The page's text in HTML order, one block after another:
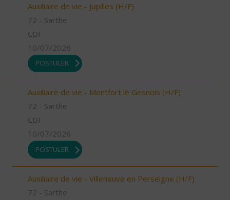
Auxiliaire de vie - Jupilles (H/F)
72 - Sarthe
CDI
10/07/2026
POSTULER
Auxiliaire de vie - Montfort le Gesnois (H/F)
72 - Sarthe
CDI
10/07/2026
POSTULER
Auxiliaire de vie - Villeneuve en Perseigne (H/F)
72 - Sarthe